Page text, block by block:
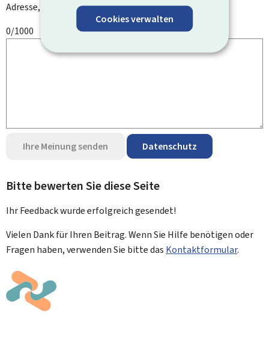
Cookies verwalten
Adresse, Ihren Namen oder Ihre Telefonnummer.
0/1000
Ihre Meinung senden Datenschutz
Bitte bewerten Sie diese Seite
Ihr Feedback wurdeerfolgreichgesendet!
Vielen Dank für Ihren Beitrag. Wenn Sie Hilfe benötigen oder
Fragen haben, verwenden Sie bitte das Kontaktformular.